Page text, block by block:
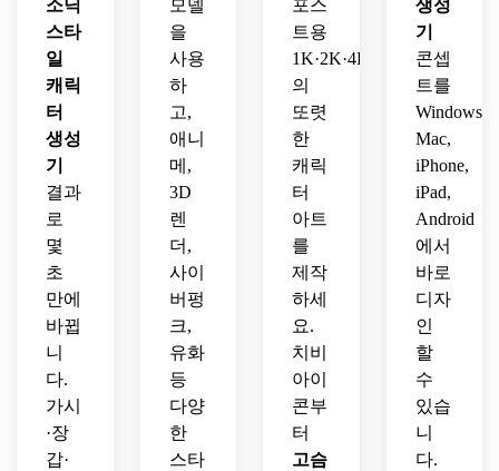
세요.
소닉
스타
일
캐릭
터
생성
기
결과
로
몇
초
만에
바뀝
니
다.
가시
·장
갑·
모델
을
사용
하
고,
애니
메,
3D
렌
더,
사이
버펑
크,
유화
등
다양
한
스타
포스
트용
1K·2K·4K
의
또렷
한
캐릭
터
아트
를
제작
하세
요.
치비
아이
콘부
터
고슴
생성
기
콘셉
트를
Windows,
Mac,
iPhone,
iPad,
Android
에서
바로
디자
인
할
수
있습
니
다.